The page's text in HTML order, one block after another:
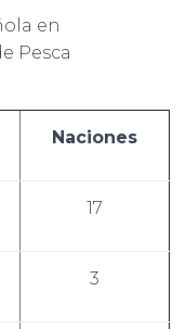
en
Pesca
Naciones
17
3